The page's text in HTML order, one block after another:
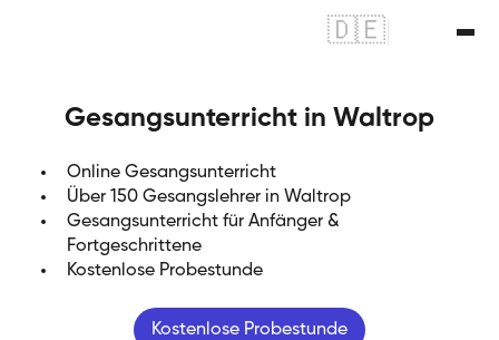
🇩🇪
Gesangsunterricht in Waltrop
Online Gesangsunterricht
Über 150 Gesangslehrer in Waltrop
Gesangsunterricht für Anfänger &
Fortgeschrittene
Kostenlose Probestunde
Kostenlose Probestunde